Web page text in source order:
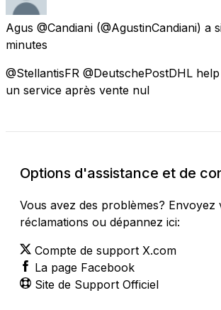
Agus @Candiani (@AgustinCandiani) a
minutes
@StellantisFR @DeutschePostDHL
un service après vente nul
Options d'assistance et de
Vous avez des problèmes? Envoyez
réclamations ou dépannez ici:
Compte de support X.com
La page Facebook
Site de Support Officiel